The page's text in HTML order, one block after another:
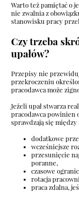
Warto też pamiętać o
nie zwalnia z
stanowisku pracy
Czy trzeba
upałów?
Przepisy nie
przekroczeniu
pracodawca może
Jeżeli upał stwarza
pracodawca powinien
sprawdzają się
dodatkowe
wcześniejsze
przesunięcie
poranne,
czasowe
rotacja
praca zdalna,